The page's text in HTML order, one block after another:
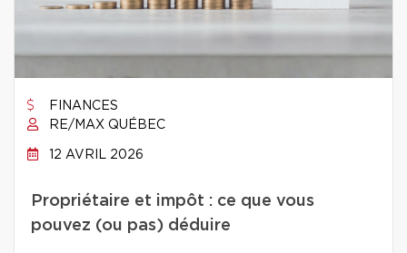
FINANCES
RE/MAX QUÉBEC
12 AVRIL 2026
Propriétaire et impôt : ce que vous
pouvez (ou pas) déduire